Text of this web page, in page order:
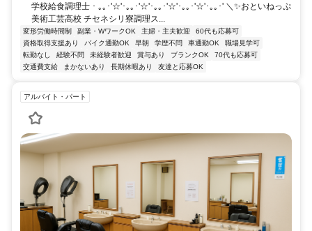
学校給食調理士 ･ ｡｡･'☆'･｡｡･'☆'･｡｡･'☆'･｡｡･'☆'･｡｡･' ＼✨おといねっぷ
美術工芸高校 チセネシリ寮調理ス...
変形労働時間制 副業・WワークOK 主婦・主夫歓迎
60代も応募可
資格取得支援あり
バイク通勤OK 早朝 学歴不問 車通勤OK
職場見学可
転勤なし
経験不問 未経験者歓迎 賞与あり ブランクOK
70代も応募可
交通費支給
まかないあり 長期休暇あり 友達と応募OK
アルバイト・パート